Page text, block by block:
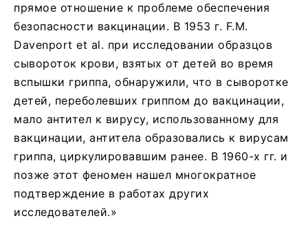
прямое отношение к проблеме обеспечения
безопасности вакцинации. В 1953 г. F.M.
Davenport et al. при исследовании образцов
сывороток крови, взятых от детей во время
вспышки гриппа, обнаружили, что в сыворотке
детей, переболевших гриппом до вакцинации,
мало антител к вирусу, использованному для
вакцинации, антитела образовались к вирусам
гриппа, циркулировавшим ранее. В 1960-х гг. и
позже этот феномен нашел многократное
подтверждение в работах других
исследователей.»